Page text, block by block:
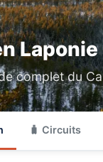
complet du
🧳 Circuits